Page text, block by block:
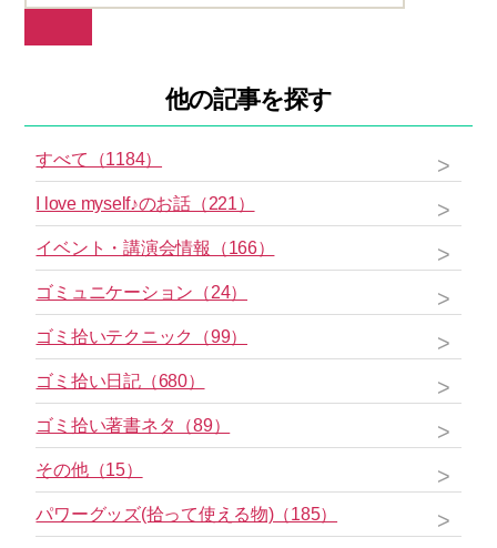
他の記事を探す
すべて（1184）
I love myself♪のお話（221）
イベント・講演会情報（166）
ゴミュニケーション（24）
ゴミ拾いテクニック（99）
ゴミ拾い日記（680）
ゴミ拾い著書ネタ（89）
その他（15）
パワーグッズ(拾って使える物)（185）